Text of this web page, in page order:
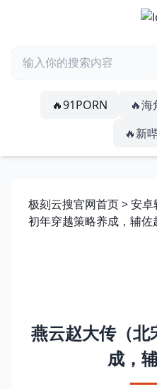
🔥91PORN 🔥海
🔥新
极刻云搜官网首页>安卓
初年穿越策略养成，辅佐
燕云赵大传（北
成，